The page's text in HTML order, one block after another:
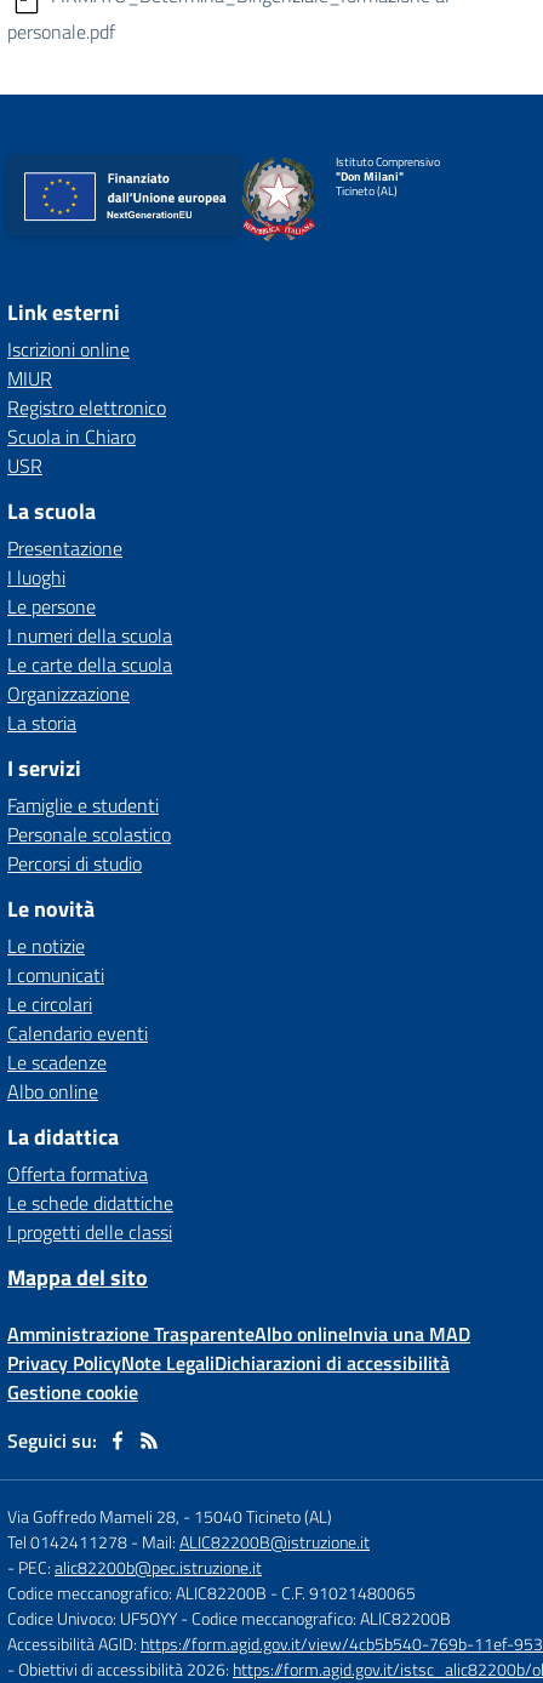
personale.pdf
Istituto Comprensivo
"Don Milani"
Ticineto (AL)
Link esterni
Iscrizioni online
MIUR
Registro elettronico
Scuola in Chiaro
USR
La scuola
Presentazione
I luoghi
Le persone
I numeri della scuola
Le carte della scuola
Organizzazione
La storia
I servizi
Famiglie e studenti
Personale scolastico
Percorsi di studio
Le novità
Le notizie
I comunicati
Le circolari
Calendario eventi
Le scadenze
Albo online
La didattica
Offerta formativa
Le schede didattiche
I progetti delle classi
Mappa del sito
Amministrazione TrasparenteAlbo onlineInvia una MAD
Privacy PolicyNote LegaliDichiarazioni di accessibilità
Gestione cookie
Seguici su:
Via Goffredo Mameli 28, -15040 Ticineto (AL)
Tel 0142411278- Mail:ALIC82200B@istruzione.it
- PEC:alic82200b@pec.istruzione.it
Codice meccanografico: ALIC82200B - C.F. 91021480065
Codice Univoco: UF5OYY- Codice meccanografico: ALIC82200B
Accessibilità AGID: https://form.agid.gov.it/view/4cb5b540-769b-11ef-
- Obiettivi di accessibilità 2026: https://form.agid.gov.it/